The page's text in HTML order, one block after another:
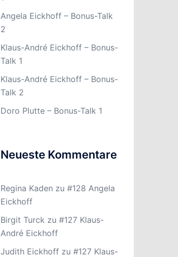
Angela Eickhoff – Bonus-Talk
2
Klaus-André Eickhoff – Bonus-
Talk 1
Klaus-André Eickhoff – Bonus-
Talk 2
Doro Plutte – Bonus-Talk 1
Neueste Kommentare
Regina Kaden zu #128 Angela
Eickhoff
Birgit Turck zu #127 Klaus-
André Eickhoff
Judith Eickhoffzu #127 Klaus-